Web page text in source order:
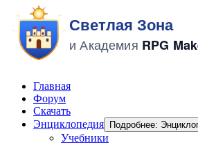
Главная
Форум
Скачать
Энциклопедия
Подробнее:
Учебники